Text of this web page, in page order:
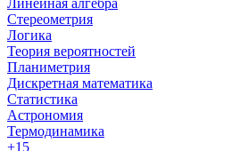
Линейная алгебра
Стереометрия
Логика
Теория вероятностей
Планиметрия
Дискретная математика
Статистика
Астрономия
Термодинамика
+15